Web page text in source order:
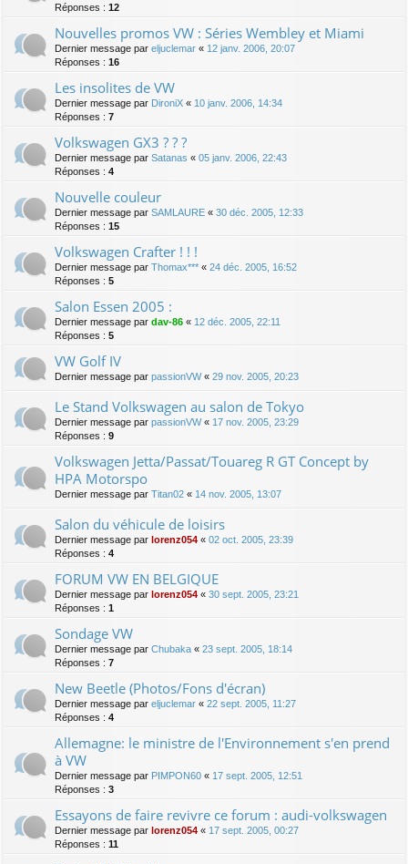
Réponses : 12
Nouvelles promos VW : Séries Wembley et Miami
Dernier message par eljuclemar « 12 janv. 2006, 20:07
Réponses : 16
Les insolites de VW
Dernier message par DironiX « 10 janv. 2006, 14:34
Réponses : 7
Volkswagen GX3 ? ? ?
Dernier message par Satanas « 05 janv. 2006, 22:43
Réponses : 4
Nouvelle couleur
Dernier message par SAMLAURE « 30 déc. 2005, 12:33
Réponses : 15
Volkswagen Crafter ! ! !
Dernier message par Thomax*** « 24 déc. 2005, 16:52
Réponses : 5
Salon Essen 2005 :
Dernier message par dav-86 « 12 déc. 2005, 22:11
Réponses : 5
VW Golf IV
Dernier message par passionVW« 29 nov. 2005, 20:23
Le Stand Volkswagen au salon de Tokyo
Dernier message par passionVW« 17 nov. 2005, 23:29
Réponses : 9
Volkswagen Jetta/Passat/Touareg R GT Concept by
HPA Motorspo
Dernier message par Titan02 « 14 nov. 2005, 13:07
Salon du véhicule de loisirs
Dernier message par lorenz054 « 02 oct. 2005, 23:39
Réponses : 4
FORUM VW EN BELGIQUE
Dernier message par lorenz054 « 30 sept. 2005, 23:21
Réponses : 1
Sondage VW
Dernier message par Chubaka « 23 sept. 2005, 18:14
Réponses : 7
New Beetle (Photos/Fons d'écran)
Dernier message par eljuclemar « 22 sept. 2005, 11:27
Réponses : 4
Allemagne: le ministre de l'Environnement s'en prend
à VW
Dernier message par PIMPON60 « 17 sept. 2005, 12:51
Réponses : 3
Essayons de faire revivre ce forum : audi-volkswagen
Dernier message par lorenz054 « 17 sept. 2005, 00:27
Réponses : 11